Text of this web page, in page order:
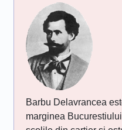
Barbu Delavrancea
marginea